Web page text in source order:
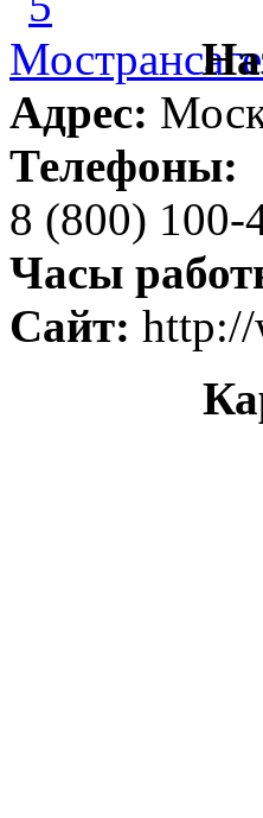
Адрес:
Телефоны:
8 (800) 100-
Часы
Сайт: http://